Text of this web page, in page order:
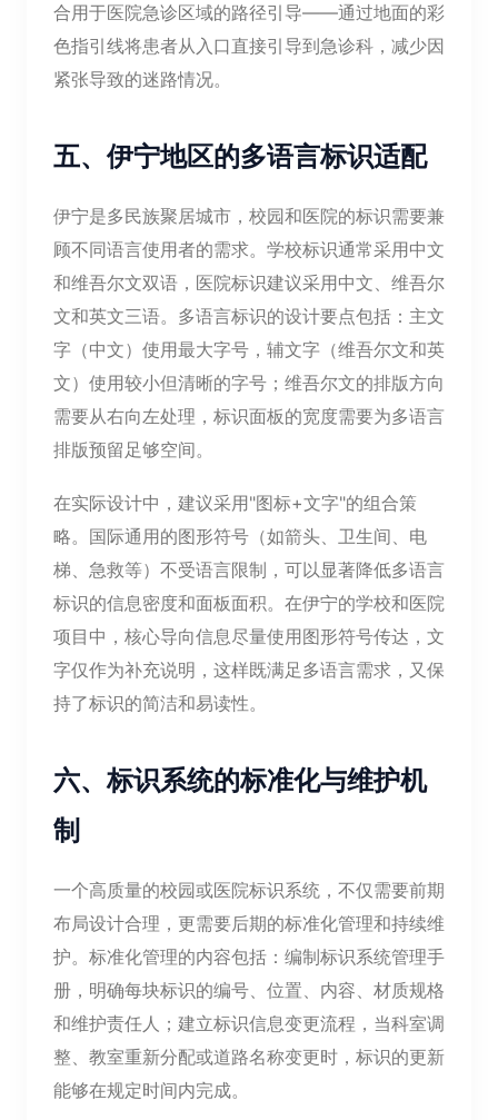
合用于医院急诊区域的路径引导——通过地面的彩
色指引线将患者从入口直接引导到急诊科，减少因
紧张导致的迷路情况。
五、伊宁地区的多语言标识适配
伊宁是多民族聚居城市，校园和医院的标识需要兼
顾不同语言使用者的需求。学校标识通常采用中文
和维吾尔文双语，医院标识建议采用中文、维吾尔
文和英文三语。多语言标识的设计要点包括：主文
字（中文）使用最大字号，辅文字（维吾尔文和英
文）使用较小但清晰的字号；维吾尔文的排版方向
需要从右向左处理，标识面板的宽度需要为多语言
排版预留足够空间。
在实际设计中，建议采用"图标+文字"的组合策
略。国际通用的图形符号（如箭头、卫生间、电
梯、急救等）不受语言限制，可以显著降低多语言
标识的信息密度和面板面积。在伊宁的学校和医院
项目中，核心导向信息尽量使用图形符号传达，文
字仅作为补充说明，这样既满足多语言需求，又保
持了标识的简洁和易读性。
六、标识系统的标准化与维护机
制
一个高质量的校园或医院标识系统，不仅需要前期
布局设计合理，更需要后期的标准化管理和持续维
护。标准化管理的内容包括：编制标识系统管理手
册，明确每块标识的编号、位置、内容、材质规格
和维护责任人；建立标识信息变更流程，当科室调
整、教室重新分配或道路名称变更时，标识的更新
能够在规定时间内完成。